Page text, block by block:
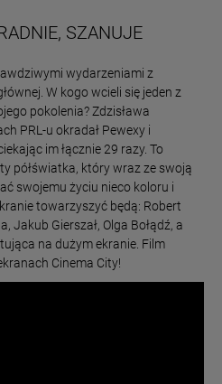
SZANUJE
wydarzeniami z
W kogo wcieli się jeden z
pokolenia? Zdzisława
PRL-u okradał Pewexy i
im łącznie 29 razy. To
półświatka, który wraz ze swoją
swojemu życiu nieco koloru i
towarzyszyć będą: Robert
Jakub Gierszał, Olga Bołądź, a
na dużym ekranie. Film
Cinema City!